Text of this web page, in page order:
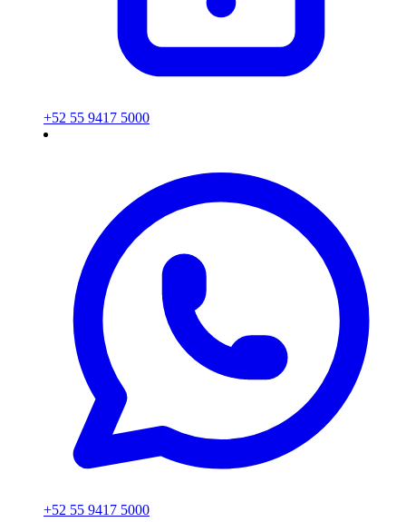
+52 55 9417 5000
+52 55 9417 5000